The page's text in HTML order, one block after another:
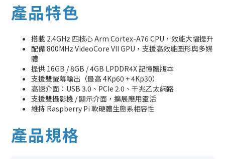
產品特色
搭載 2.4GHz 四核心 Arm Cortex-A76 CPU，效能大幅提升
配備 800MHz VideoCore VII GPU，支援高效能圖形與多媒
體
提供 16GB / 8GB / 4GB LPDDR4X 記憶體版本
支援雙螢幕輸出（最高 4Kp60 + 4Kp30）
高速介面：USB 3.0、PCIe 2.0、千兆乙太網路
支援雙攝影機 / 顯示介面，擴展應用靈活
維持 Raspberry Pi 軟硬體生態系相容性
產品規格